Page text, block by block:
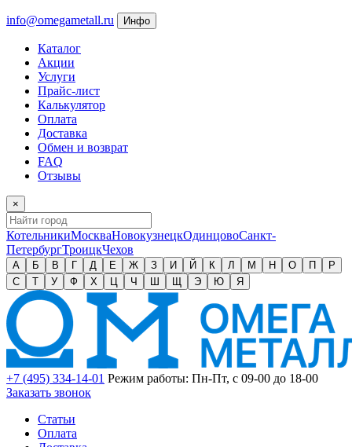
info@omegametall.ru Инфо
Каталог
Акции
Услуги
Прайс-лист
Калькулятор
Оплата
Доставка
Обмен и возврат
FAQ
Отзывы
×
КотельникиМоскваНовокузнецкОдинцовоСанкт-
ПетербургТроицкЧехов
А Б В Г Д Е Ж З И Й К Л М Н О П
Р
С
Т У Ф Х Ц Ч Ш Щ Э Ю Я
+7 (495) 334-14-01 Режим работы: Пн-Пт, с 09-00 до 18-00
Заказать звонок
Статьи
Оплата